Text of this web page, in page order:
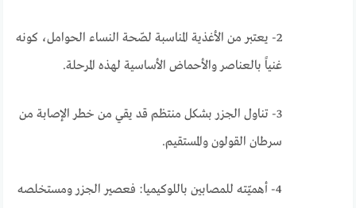
2- يعتبر من الأغذية المناسبة لصّحة النساء الحوامل، كونه
غنياً بالعناصر والأحماض الأساسية لهذه المرحلة.
3- تناول الجزر بشكل منتظم قد يقي من خطر الإصابة من
سرطان القولون والمستقيم.
4- أهميّته للمصابين باللوكيميا: فعصير الجزر ومستخلصه